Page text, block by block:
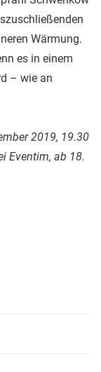
Wärmung.
es in einem
– wie an
2019, 19.30
Eventim, ab 18.